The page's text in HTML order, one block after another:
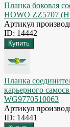
Планка боковая
HOWO ZZ5707
Артикул
ID: 14442
Планка
карьерного
WG9770510063
Артикул
ID: 14441